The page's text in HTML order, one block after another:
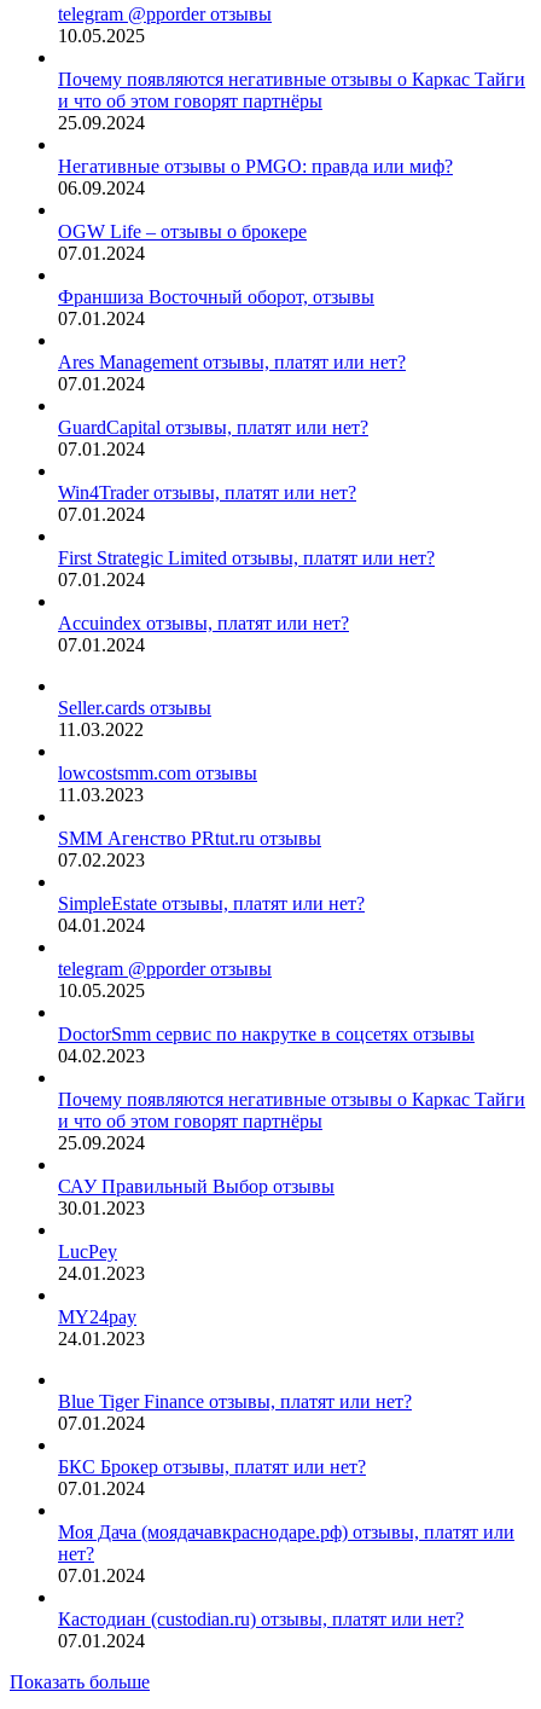
telegram @pporder отзывы
10.05.2025
Почему появляются негативные отзывы о Каркас Тайги
и что об этом говорят партнёры
25.09.2024
Негативные отзывы о PMGO: правда или миф?
06.09.2024
OGW Life – отзывы о брокере
07.01.2024
Франшиза Восточный оборот, отзывы
07.01.2024
Ares Management отзывы, платят или нет?
07.01.2024
GuardCapital отзывы, платят или нет?
07.01.2024
Win4Trader отзывы, платят или нет?
07.01.2024
First Strategic Limited отзывы, платят или нет?
07.01.2024
Accuindex отзывы, платят или нет?
07.01.2024
Seller.cards отзывы
11.03.2022
lowcostsmm.com отзывы
11.03.2023
SMM Агенство PRtut.ru отзывы
07.02.2023
SimpleEstate отзывы, платят или нет?
04.01.2024
telegram @pporder отзывы
10.05.2025
DoctorSmm сервис по накрутке в соцсетях отзывы
04.02.2023
Почему появляются негативные отзывы о Каркас Тайги
и что об этом говорят партнёры
25.09.2024
САУ Правильный Выбор отзывы
30.01.2023
LucPey
24.01.2023
MY24pay
24.01.2023
Blue Tiger Finance отзывы, платят или нет?
07.01.2024
БКС Брокер отзывы, платят или нет?
07.01.2024
Моя Дача (моядачавкраснодаре.рф) отзывы, платят или
нет?
07.01.2024
Кастодиан (custodian.ru) отзывы, платят или нет?
07.01.2024
Показать больше